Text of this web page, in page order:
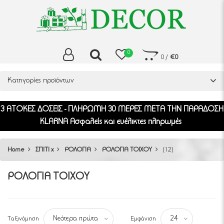
0
0/ €0
Κατηγορίες προϊόντων
3 ΑΤΟΚΕΣ ΔΟΣΕΙΣ - ΠΛΗΡΩΜΗ 30 ΜΕΡΕΣ ΜΕΤΑ ΤΗΝ ΠΑΡΑΔΟΣΗ
KLARNA Ασφαλείς και ευέλικτες πληρωμές
Home ΣΠΙΤΙ x ΡΟΛΟΓΙΑ ΡΟΛΟΓΙΑ ΤΟΙΧΟΥ (12)
ΡΟΛΟΓΙΑ ΤΟΙΧΟΥ
Ταξινόμηση Νεότερα πρώτα Εμφάνιση 24